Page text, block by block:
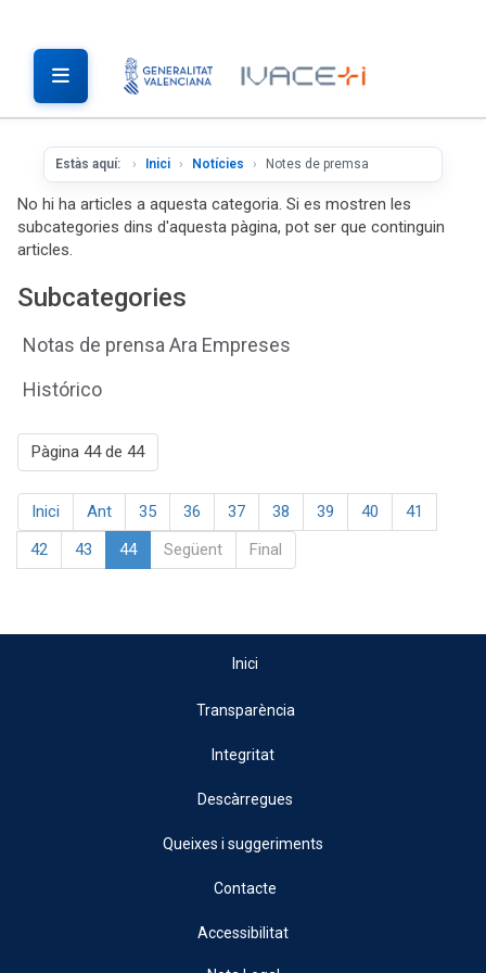
Estàs aquí: Inici Notícies Notes de premsa
No hi ha articles a aquesta categoria. Si es mostren les
subcategories dins d'aquesta pàgina, pot ser que continguin
articles.
Subcategories
Notas de prensa Ara Empreses
Histórico
Pàgina 44 de 44
Inici Ant 35 36 37 38 39 40
41
42
43 44 Següent Final
Inici
Transparència
Integritat
Descàrregues
Queixes i suggeriments
Contacte
Accessibilitat